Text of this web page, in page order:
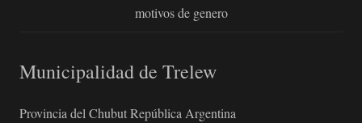
motivos de genero
Municipalidad de Trelew
Provincia del Chubut República Argentina